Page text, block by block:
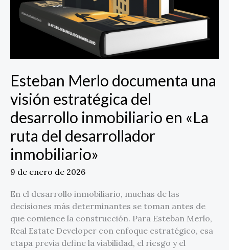
Esteban Merlo documenta una
visión estratégica del
desarrollo inmobiliario en «La
ruta del desarrollador
inmobiliario»
9 de enero de 2026
En el desarrollo inmobiliario, muchas de las
decisiones más determinantes se toman antes de
que comience la construcción. Para Esteban Merlo,
Real Estate Developer con enfoque estratégico, esa
etapa previa define la viabilidad, el riesgo y el
inmobiliario»